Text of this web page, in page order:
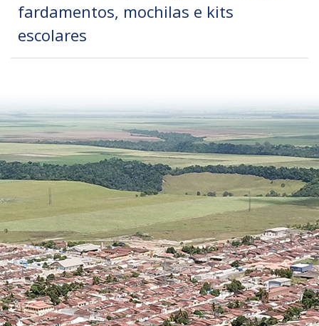
fardamentos, mochilas e kits
escolares